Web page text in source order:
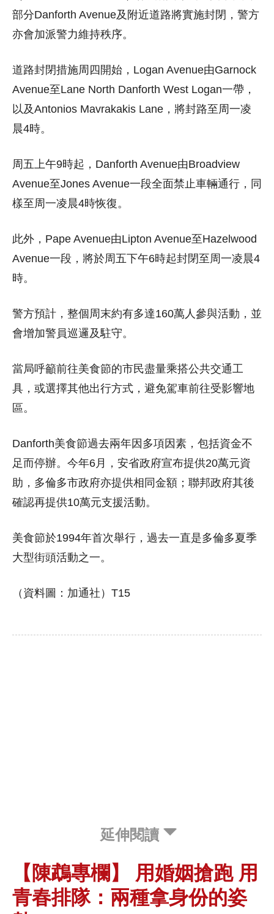
部分Danforth Avenue及附近道路將實施封閉，警方
亦會加派警力維持秩序。
道路封閉措施周四開始，Logan Avenue由Garnock
Avenue至Lane North Danforth West Logan一帶，
以及Antonios Mavrakakis Lane，將封路至周一凌
晨4時。
周五上午9時起，Danforth Avenue由Broadview
Avenue至Jones Avenue一段全面禁止車輛通行，同
樣至周一凌晨4時恢復。
此外，Pape Avenue由Lipton Avenue至Hazelwood
Avenue一段，將於周五下午6時起封閉至周一凌晨4
時。
警方預計，整個周末約有多達160萬人參與活動，並
會增加警員巡邏及駐守。
當局呼籲前往美食節的市民盡量乘搭公共交通工
具，或選擇其他出行方式，避免駕車前往受影響地
區。
Danforth美食節過去兩年因多項因素，包括資金不
足而停辦。今年6月，安省政府宣布提供20萬元資
助，多倫多市政府亦提供相同金額；聯邦政府其後
確認再提供10萬元支援活動。
美食節於1994年首次舉行，過去一直是多倫多夏季
大型街頭活動之一。
（資料圖：加通社）T15
延伸閱讀
【陳鵡專欄】 用婚姻搶跑 用
青春排隊：兩種拿身份的姿